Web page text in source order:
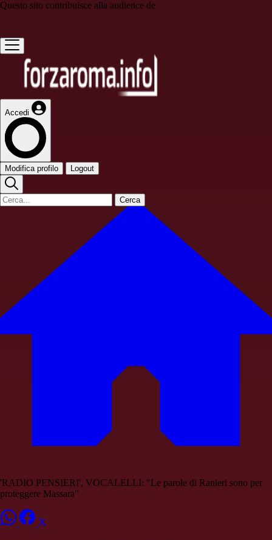
Questo sito contribuisce alla audience de
Accedi
Modifica profilo Logout
Cerca
'RADIO PENSIERI', VOCALELLI: "Le parole di Ranieri sono per
proteggere Massara"